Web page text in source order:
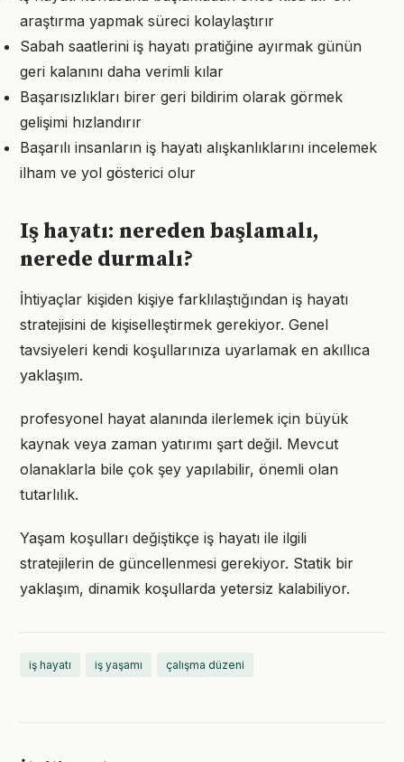
araştırma yapmak süreci kolaylaştırır
Sabah saatlerini iş hayatı pratiğine ayırmak günün
geri kalanını daha verimli kılar
Başarısızlıkları birer geri bildirim olarak görmek
gelişimi hızlandırır
Başarılı insanların iş hayatı alışkanlıklarını incelemek
ilham ve yol gösterici olur
Iş hayatı: nereden başlamalı,
nerede durmalı?
İhtiyaçlar kişiden kişiye farklılaştığından iş hayatı
stratejisini de kişiselleştirmek gerekiyor. Genel
tavsiyeleri kendi koşullarınıza uyarlamak en akıllıca
yaklaşım.
profesyonel hayat alanında ilerlemek için büyük
kaynak veya zaman yatırımı şart değil. Mevcut
olanaklarla bile çok şey yapılabilir, önemli olan
tutarlılık.
Yaşam koşulları değiştikçe iş hayatı ile ilgili
stratejilerin de güncellenmesi gerekiyor. Statik bir
yaklaşım, dinamik koşullarda yetersiz kalabiliyor.
iş hayatı iş yaşamı çalışma düzeni